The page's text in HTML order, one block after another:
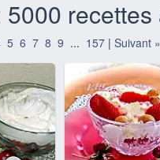
5000
5 6 7 8 9 ... 157 | Suivant »